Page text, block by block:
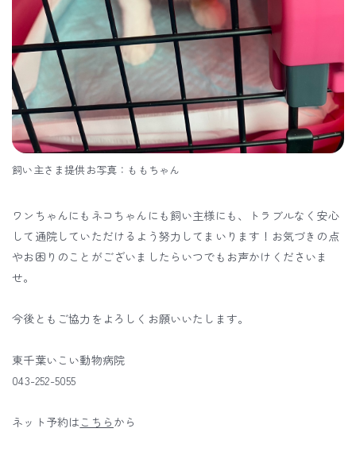
飼い主さま提供お写真：ももちゃん
ワンちゃんにもネコちゃんにも飼い主様にも、トラブルなく安心
して通院していただけるよう努力してまいります！お気づきの点
やお困りのことがございましたらいつでもお声かけくださいま
せ。
今後ともご協力をよろしくお願いいたします。
東千葉いこい動物病院
043-252-5055
ネット予約は こちら から